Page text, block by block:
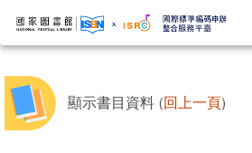
顯示書目資料 (回上一頁)